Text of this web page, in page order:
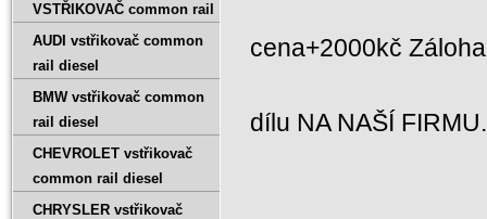
cena+2000kč
dílu NA NAŠÍ
VSTŘIKOVAČ common rail
AUDI vstřikovač common
rail diesel
BMW vstřikovač common
rail diesel
CHEVROLET vstřikovač
common rail diesel
CHRYSLER vstřikovač